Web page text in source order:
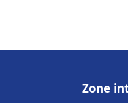
Zone